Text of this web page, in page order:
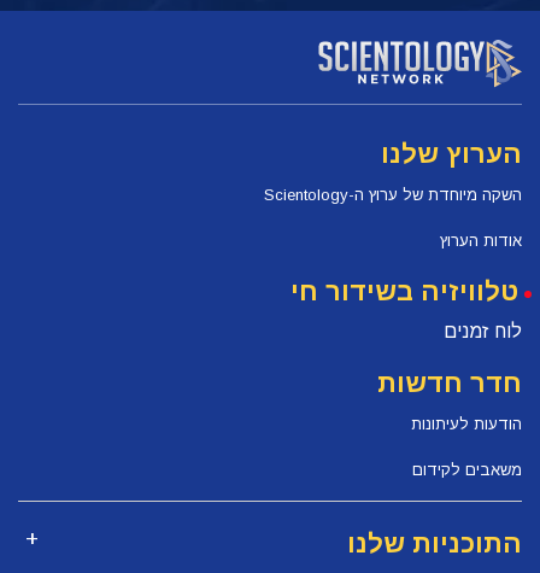
הערוץ שלנו
השקה מיוחדת של ערוץ ה-Scientology
אודות הערוץ
טלוויזיה בשידור חי
לוח זמנים
חדר חדשות
הודעות לעיתונות
משאבים לקידום
התוכניות שלנו